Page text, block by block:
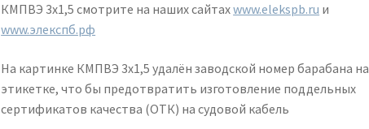
КМПВЭ 3х1,5 смотрите на наших сайтахwww.elekspb.ru и
www.элекспб.рф
На картинке КМПВЭ 3х1,5 удалён заводской номер барабана на
этикетке, что бы предотвратить изготовление поддельных
сертификатов качества (ОТК) на судовой кабель